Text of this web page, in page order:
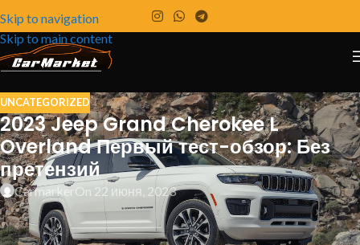
Skip to navigation
Skip to main content
UNCATEGORIZED
2023 Jeep Grand Cherokee L
Overland Первый тест-обзор: Без
претензий
CarmarkerOn 22 июня, 2023
Jeep Grand Cherokee L может понравиться тем, кто ищет
нечто большее, чем просто гусеничный автомобиль.